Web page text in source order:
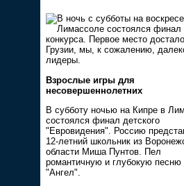
В ночь с субботы на
Лимассоле состоялся финал
конкурса. Первое место
Грузии, мы, к сожалению,
лидеры.
Взрослые игры для
несовершеннолетних
В субботу ночью на Кипре в
состоялся финал детского
"Евровидения". Россию
12-летний школьник из
области Миша Пунтов. Пел
романтичную и глубокую песню
"Ангел".